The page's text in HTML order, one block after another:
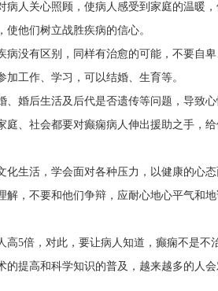
人关心照顾，使病人感受到家庭的温暖
他们树立战胜疾病的信心。
病没有区别，同样有治愈的可能，不要自
工作、学习，可以结婚、生育等。
、婚后生活及后代是否遗传等问题，导致
、社会都要对癫痫病人伸出援助之手，
化生活，学会面对各种压力，以健康的心
，不要和他们争辩，应耐心地心平气和
高5倍，对此，要让病人知道，癫痫不是不
提高和科学知识的普及，越来越多的人